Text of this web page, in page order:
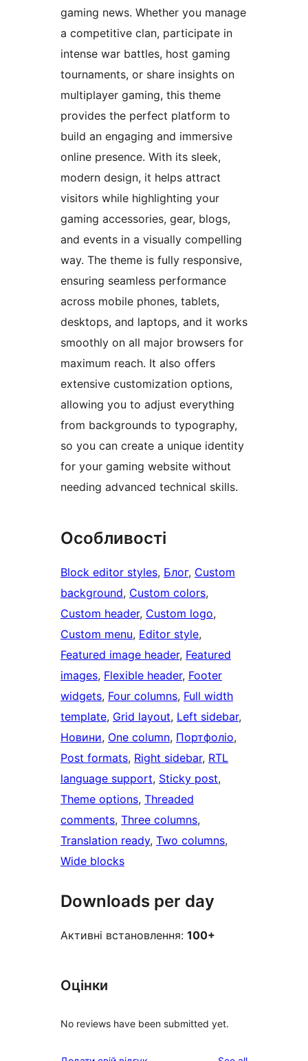
gaming news. Whether you manage
a competitive clan, participate in
intense war battles, host gaming
tournaments, or share insights on
multiplayer gaming, this theme
provides the perfect platform to
build an engaging and immersive
online presence. With its sleek,
modern design, it helps attract
visitors while highlighting your
gaming accessories, gear, blogs,
and events in a visually compelling
way. The theme is fully responsive,
ensuring seamless performance
across mobile phones, tablets,
desktops, and laptops, and it works
smoothly on all major browsers for
maximum reach. It also offers
extensive customization options,
allowing you to adjust everything
from backgrounds to typography,
so you can create a unique identity
for your gaming website without
needing advanced technical skills.
Особливості
Block editor styles, Блог, Custom
background, Custom colors
Custom header, Custom logo
Custom menu, Editor style
Featured image header, Featured
images, Flexible header, Footer
widgets, Four columns, Full width
template, Grid layout, Left sidebar
Новини, One column, Портфоліо
Post formats, Right sidebar, RTL
language support, Sticky post
Theme options, Threaded
comments, Three columns
Translation ready, Two columns
Wide blocks
Downloads per day
Активні встановлення: 100+
Оцінки
No reviews have been submitted yet.